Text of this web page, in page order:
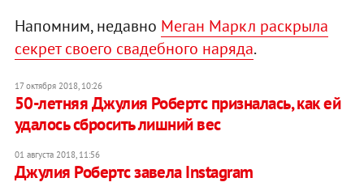
Напомним, недавно Меган Маркл раскрыла
секрет своего свадебного наряда.
17 октября 2018, 10:26
50-летняя Джулия Робертс призналась, как ей
удалось сбросить лишний вес
01 августа 2018, 11:56
Джулия Робертс завела Instagram